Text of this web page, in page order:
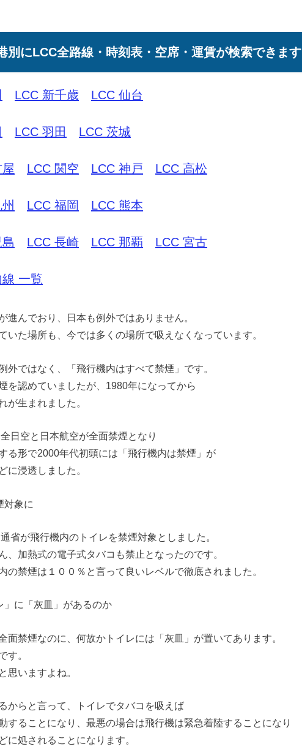
別にLCC全路線・時刻表・空席・運賃が検索できます
LCC 新千歳 LCC 仙台
LCC 羽田 LCC 茨城
LCC 関空 LCC 神戸 LCC 高松
LCC 福岡 LCC 熊本
LCC 長崎 LCC 那覇 LCC 宮古
一覧
進んでおり、日本も例外ではありません。
いた場所も、今では多くの場所で吸えなくなっています。
外ではなく、「飛行機内はすべて禁煙」です。
を認めていましたが、1980年になってから
が生まれました。
日空と日本航空が全面禁煙となり
る形で2000年代初頭には「飛行機内は禁煙」が
に浸透しました。
対象に
省が飛行機内のトイレを禁煙対象としました。
、加熱式の電子式タバコも禁止となったのです。
の禁煙は１００％と言って良いレベルで徹底されました。
」に「灰皿」があるのか
面禁煙なのに、何故かトイレには「灰皿」が置いてあります。
す。
思いますよね。
からと言って、トイレでタバコを吸えば
することになり、最悪の場合は飛行機は緊急着陸することになり
に処されることになります。